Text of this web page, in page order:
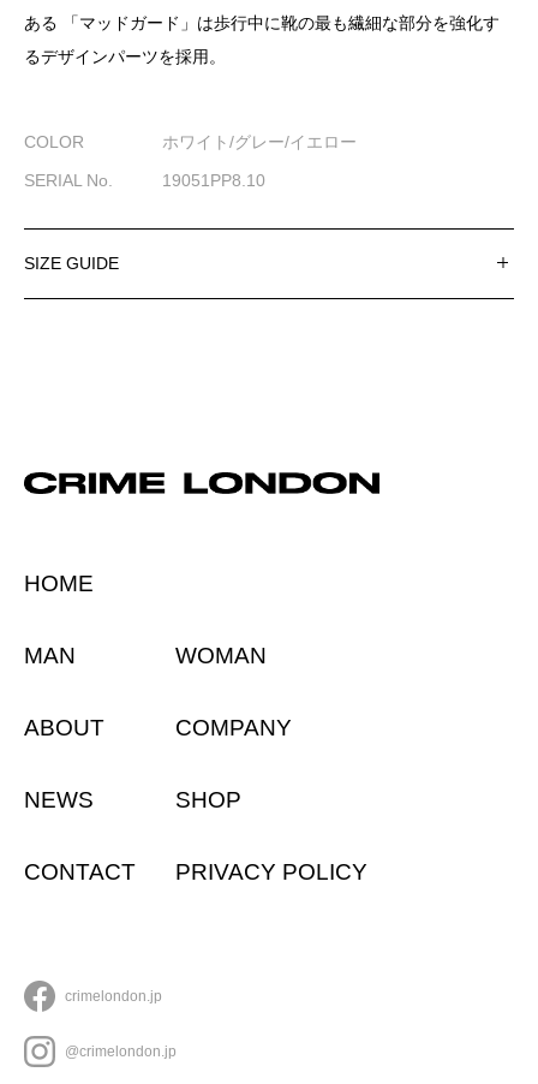
ある 「マッドガード」は歩行中に靴の最も繊細な部分を強化す
るデザインパーツを採用。
COLOR
ホワイト/グレー/イエロー
SERIAL No.
19051PP8.10
SIZE GUIDE
HOME
MAN WOMAN
ABOUT COMPANY
NEWS SHOP
CONTACT PRIVACY POLICY
crimelondon.jp
@crimelondon.jp